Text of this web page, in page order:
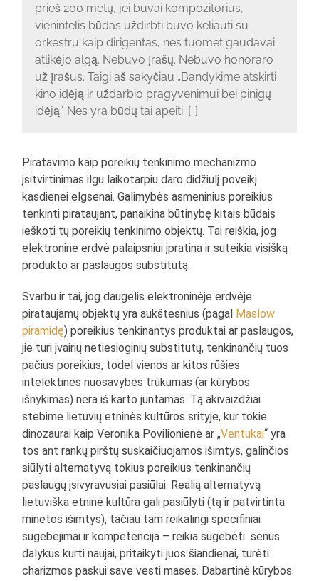
prieš 200 metų, jei buvai kompozitorius,
vienintelis būdas uždirbti buvo keliauti su
orkestru kaip dirigentas, nes tuomet gaudavai
atlikėjo algą. Nebuvo įrašų. Nebuvo honoraro
už įrašus. Taigi aš sakyčiau „Bandykime atskirti
kino idėją ir uždarbio pragyvenimui bei pinigų
idėją“. Nes yra būdų tai apeiti. [..]
Piratavimo kaip poreikių tenkinimo mechanizmo
įsitvirtinimas ilgu laikotarpiu daro didžiulį poveikį
kasdienei elgsenai. Galimybės asmeninius poreikius
tenkinti pirataujant, panaikina būtinybę kitais būdais
ieškoti tų poreikių tenkinimo objektų. Tai reiškia, jog
elektroninė erdvė palaipsniui įpratina ir suteikia visišką
produkto ar paslaugos substitutą.
Svarbu ir tai, jog daugelis elektroninėje erdvėje
pirataujamų objektų yra aukštesnius (pagal Maslow
piramidę) poreikius tenkinantys produktai ar paslaugos,
jie turi įvairių netiesioginių substitutų, tenkinančių tuos
pačius poreikius, todėl vienos ar kitos rūšies
intelektinės nuosavybės trūkumas (ar kūrybos
išnykimas) nėra iš karto juntamas. Tą akivaizdžiai
stebime lietuvių etninės kultūros srityje, kur tokie
dinozaurai kaip Veronika Povilionienė ar „Ventukai“ yra
tos ant rankų pirštų suskaičiuojamos išimtys, galinčios
siūlyti alternatyvą tokius poreikius tenkinančių
paslaugų įsivyravusiai pasiūlai. Realią alternatyvą
lietuviška etninė kultūra gali pasiūlyti (tą ir patvirtinta
minėtos išimtys), tačiau tam reikalingi specifiniai
sugebėjimai ir kompetencija – reikia sugebėti senus
dalykus kurti naujai, pritaikyti juos šiandienai, turėti
charizmos paskui save vesti mases. Dabartinė kūrybos